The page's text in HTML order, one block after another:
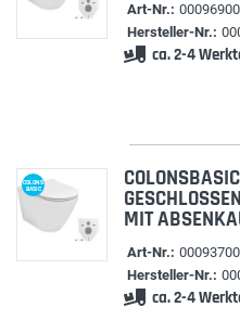
Art-Nr.:
Hersteller-Nr.:
ca. 2-4
COLONS
BASIC
MIT
Art-Nr.:
Hersteller-Nr.:
ca. 2-4